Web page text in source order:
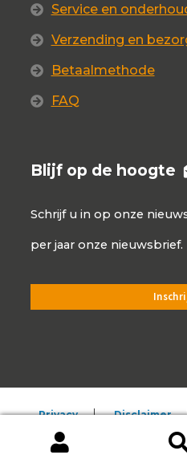
Service en
Verzending en
Betaalmethode
FAQ
Blijf op de hoogte
Schrijf u in op onze
per jaar onze nieuwsbrief.
Producten
Privacy
Disclaimer
Algemene voorwaarden